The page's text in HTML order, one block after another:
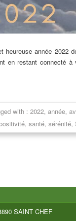
heureuse année 2022
en restant connecté
with : 2022, année,
, santé, sérénité,
SAINT CHEF